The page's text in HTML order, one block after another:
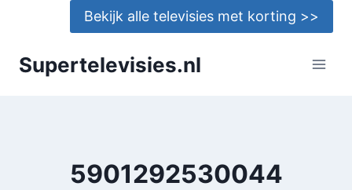
Bekijk alle televisies met korting >>
Supertelevisies.nl
5901292530044